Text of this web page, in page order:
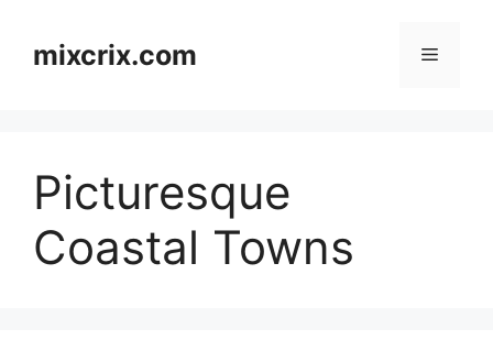
contentmixcrix.com Menu
Picturesque
Coastal Towns